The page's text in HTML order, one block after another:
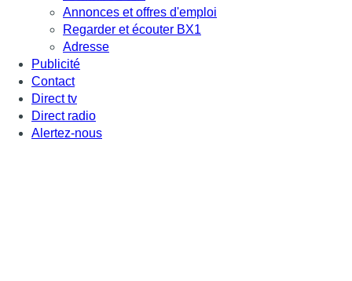
Annonces et offres d'emploi
Regarder et écouter BX1
Adresse
Publicité
Contact
Direct tv
Direct radio
Alertez-nous